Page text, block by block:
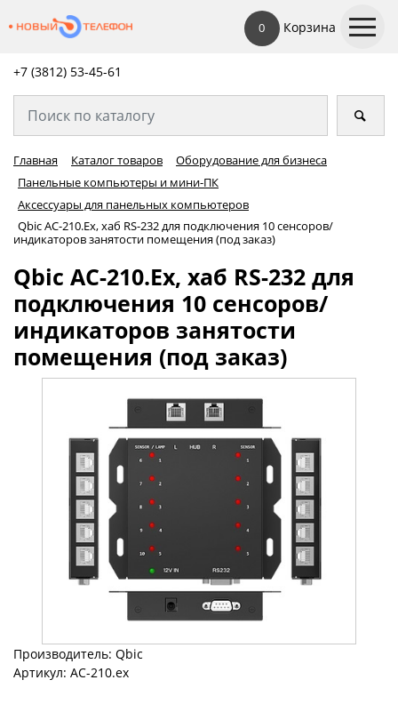
0 Корзина
+7 (3812) 53-45-61
Главная Каталог товаров
Оборудование для бизнеса
Панельные компьютеры и мини-ПК
Аксессуары для панельных компьютеров
Qbic AC-210.Ex, хаб RS-232 для подключения 10 сенсоров/
индикаторов занятости помещения (под заказ)
Qbic AC-210.Ex, хаб RS-232 для
подключения 10 сенсоров/
индикаторов занятости
помещения (под заказ)
Производитель: Qbic
Артикул: AC-210.ex